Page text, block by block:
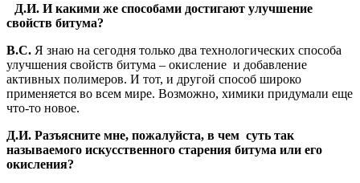
Д.И. И какими же способами достигают улучшение
свойств битума?
В.С. Я знаю на сегодня только два технологических способа
улучшения свойств битума – окисление и добавление
активных полимеров. И тот, и другой способ широко
применяется во всем мире. Возможно, химики придумали еще
что-то новое.
Д.И. Разъясните мне, пожалуйста, в чем суть так
называемого искусственного старения битума или его
окисления?